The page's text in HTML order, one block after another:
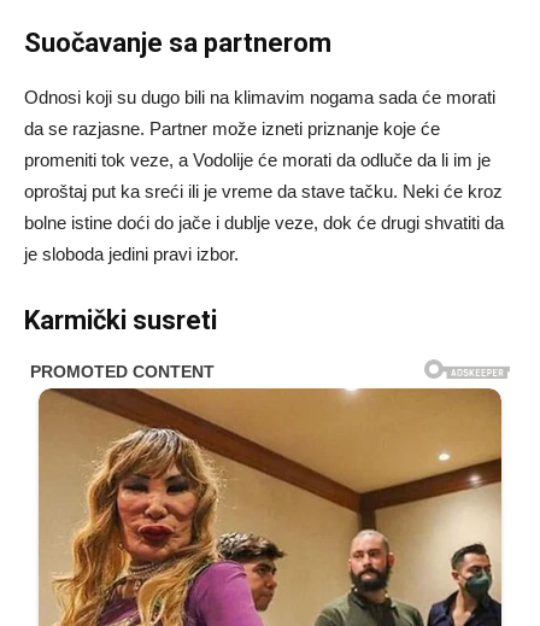
Suočavanje sa partnerom
Odnosi koji su dugo bili na klimavim nogama sada će morati
da se razjasne. Partner može izneti priznanje koje će
promeniti tok veze, a Vodolije će morati da odluče da li im je
oproštaj put ka sreći ili je vreme da stave tačku. Neki će kroz
bolne istine doći do jače i dublje veze, dok će drugi shvatiti da
je sloboda jedini pravi izbor.
Karmički susreti